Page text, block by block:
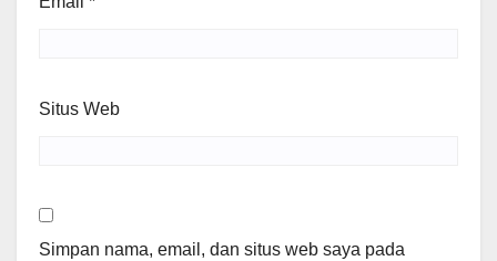
Situs Web
Simpan nama, email, dan situs web saya pada